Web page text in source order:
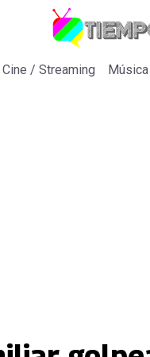
Cine / Streaming Música